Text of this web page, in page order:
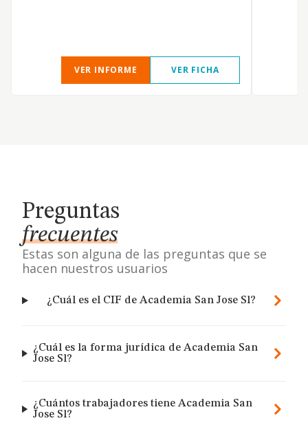
VER INFORME VER FICHA
Preguntas
frecuentes
Estas son alguna de las preguntas que se
hacen nuestros usuarios
¿Cuál es el CIF de Academia San Jose Sl?
¿Cuál es la forma jurídica de Academia San
Jose Sl?
¿Cuántos trabajadores tiene Academia San
Jose Sl?